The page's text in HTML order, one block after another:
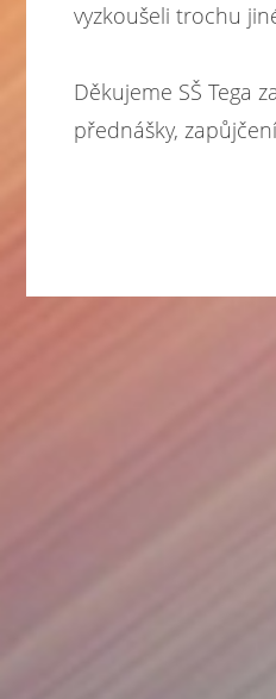
vyzkoušeli trochu
Děkujeme SŠ Tega
přednášky,